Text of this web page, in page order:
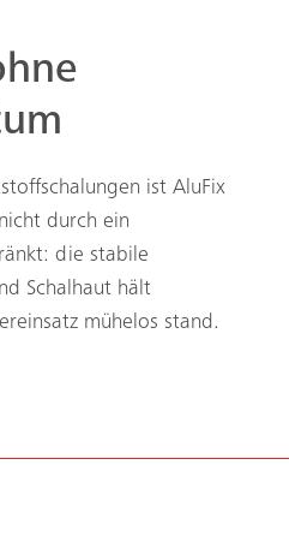
ist AluFix
durch ein
die stabile
Schalhaut hält
mühelos stand.